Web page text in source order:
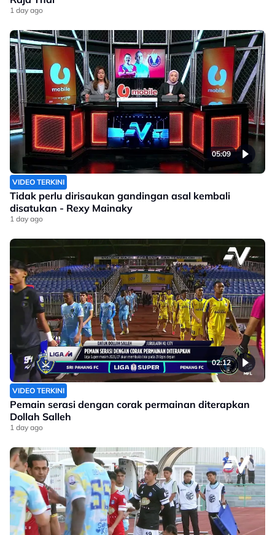
1 day ago
05:09
VIDEO TERKINI
Tidak perlu dirisaukan gandingan asal kembali
disatukan - Rexy Mainaky
1 day ago
02:12
VIDEO TERKINI
Pemain serasi dengan corak permainan diterapkan
Dollah Salleh
1 day ago